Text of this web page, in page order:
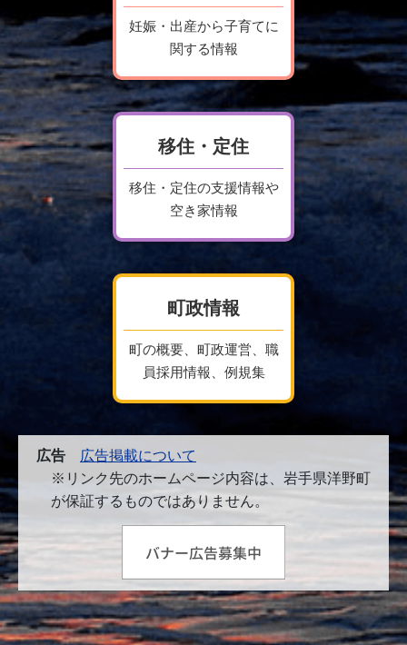
妊娠・出産から子育てに
関する情報
移住・定住
移住・定住の支援情報や
空き家情報
町政情報
町の概要、町政運営、職
員採用情報、例規集
広告
広告掲載について
※リンク先のホームページ内容は、岩手県洋野町
が保証するものではありません。